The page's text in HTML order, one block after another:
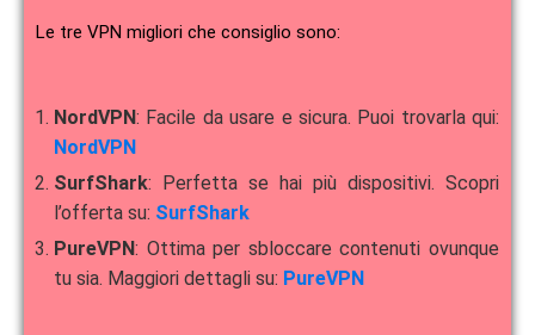
Le tre VPN migliori che consiglio sono:
NordVPN: Facile da usare e sicura. Puoi trovarla qui:
NordVPN
SurfShark: Perfetta se hai più dispositivi. Scopri
l’offerta su: SurfShark
PureVPN: Ottima per sbloccare contenuti ovunque
tu sia. Maggiori dettagli su: PureVPN